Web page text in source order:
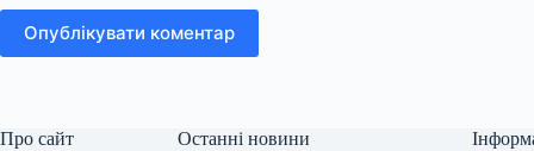
Опублікувати коментар
Про сайт Останні новини